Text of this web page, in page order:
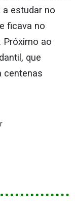
a estudar no
ficava no
Próximo ao
que
centenas